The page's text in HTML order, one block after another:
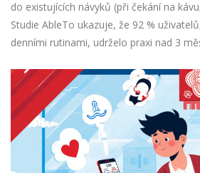
do existujících návyků (při čekání na
Studie AbleTo ukazuje, že 92 %
denními rutinami, udrželo praxi nad 3